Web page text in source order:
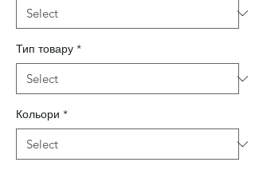
Тип товару *
Кольори *